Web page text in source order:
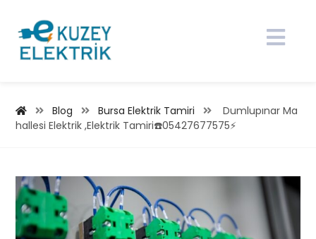
Blog Bursa Elektrik Tamiri
Dumlupınar Ma
hallesi Elektrik ,Elektrik Tamiri☎️05427677575⚡